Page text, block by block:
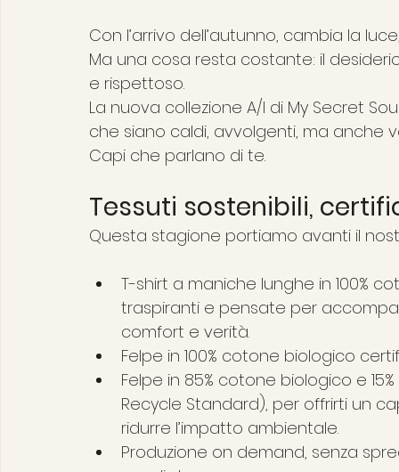
Con l’arrivo dell’autunno, cambia la
Ma una cosa resta costante: il
e rispettoso.
La nuova collezione A/I di My Secret
che siano caldi, avvolgenti, ma anche
Capi che parlano di te.
Tessuti sostenibili,
Questa stagione portiamo avanti il
T-shirt a maniche lunghe in 100%
traspiranti e pensate per
comfort e verità.
Felpe in 100% cotone biologico
Felpe in 85% cotone biologico e
Recycle Standard), per offrirti un
ridurre l’impatto ambientale.
Produzione on demand, senza